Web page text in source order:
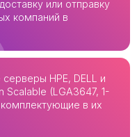
или отправку
компаний в
HPE, DELL и
Scalable (LGA3647, 1-
в их